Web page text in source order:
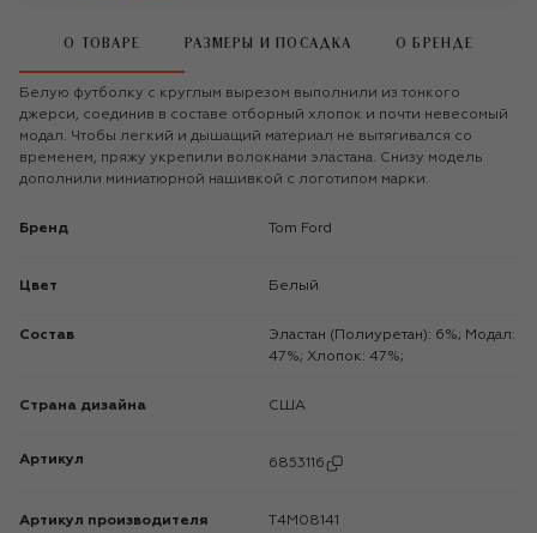
О ТОВАРЕ РАЗМЕРЫ И ПОСАДКА О БРЕНДЕ
Белую футболку с круглым вырезом выполнили из тонкого
джерси, соединив в составе отборный хлопок и почти невесомый
модал. Чтобы легкий и дышащий материал не вытягивался со
временем, пряжу укрепили волокнами эластана. Снизу модель
дополнили миниатюрной нашивкой с логотипом марки.
Бренд Tom Ford
Цвет Белый
Состав
Эластан (Полиуретан): 6%; Модал:
47%; Хлопок: 47%;
Страна дизайна США
Артикул 6853116
Артикул производителя T4M08141